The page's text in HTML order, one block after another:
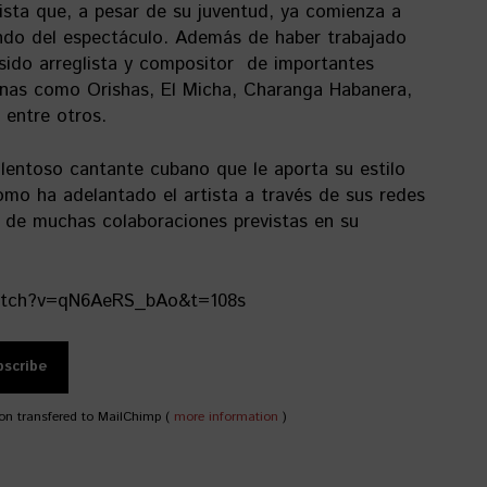
que, a pesar de su juventud, ya comienza a
del espectáculo. Además de haber trabajado
arreglista y compositor de importantes
como Orishas, El Micha, Charanga Habanera,
entre otros.
cantante cubano que le aporta su estilo
ha adelantado el artista a través de sus redes
muchas colaboraciones previstas en su
transfered to MailChimp ( more information )